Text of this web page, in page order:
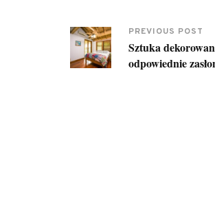
PREVIOUS POST
Sztuka
odpowiednie